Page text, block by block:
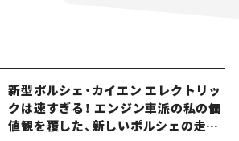
新型ポルシェ・カイエン エレクトリッ
クは速すぎる！ エンジン車派の私の価
値観を覆した、新しいポルシェの走